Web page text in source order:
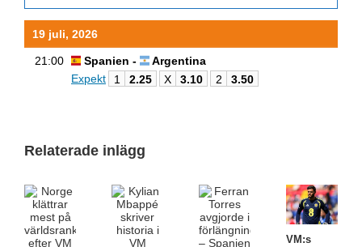
19 juli, 2026
21:00 Spanien -
Argentina
Expekt
1 2.25 X 3.10 2 3.50
Relaterade inlägg
VM:s